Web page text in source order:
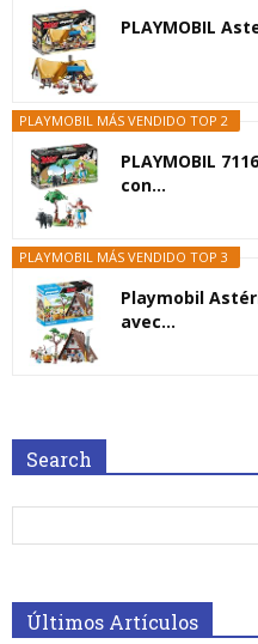
PLAYMOBIL
PLAYMOBIL MÁS VENDIDO TOP 2
PLAYMOBIL
con...
PLAYMOBIL MÁS VENDIDO TOP 3
Playmobil
avec...
Search
Últimos Artículos